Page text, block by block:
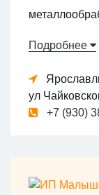
Подробнее
ул
+7 (930)